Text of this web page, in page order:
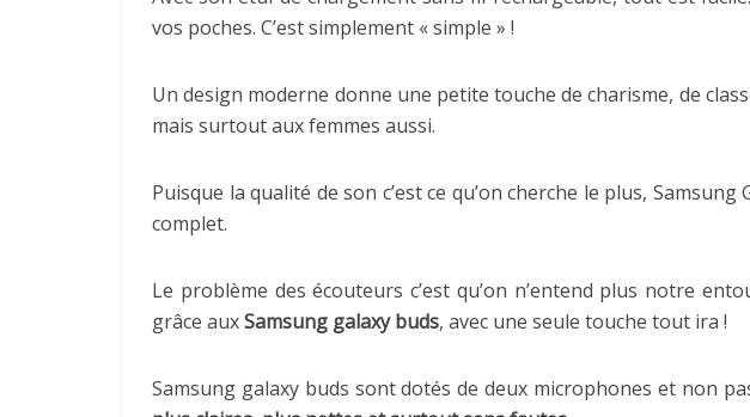
vos poches. C’est simplement « simple » !
Un design moderne donne une petite touche de charisme, de
mais surtout aux femmes aussi.
Puisque la qualité de son c’est ce qu’on cherche le plus,
complet.
Le problème des écouteurs c’est qu’on n’entend plus notre
grâce auxSamsung galaxy buds, avec une seule touche tout ira !
Samsung galaxy buds sont dotés de deux microphones et non